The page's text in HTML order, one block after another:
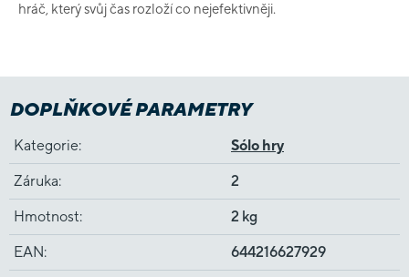
hráč, který svůj čas rozloží co nejefektivněji.
DOPLŇKOVÉ PARAMETRY
Kategorie: Sólo hry
Záruka: 2
Hmotnost: 2 kg
EAN: 644216627929